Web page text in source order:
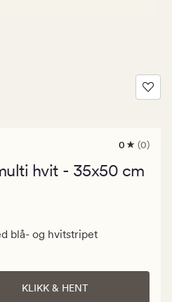
0
med
0 (0)
hvit - 35x50 cm
blå- og hvitstripet
KLIKK & HENT